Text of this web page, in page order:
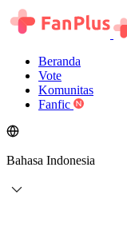
Beranda
Vote
Komunitas
Fanfic
Bahasa Indonesia